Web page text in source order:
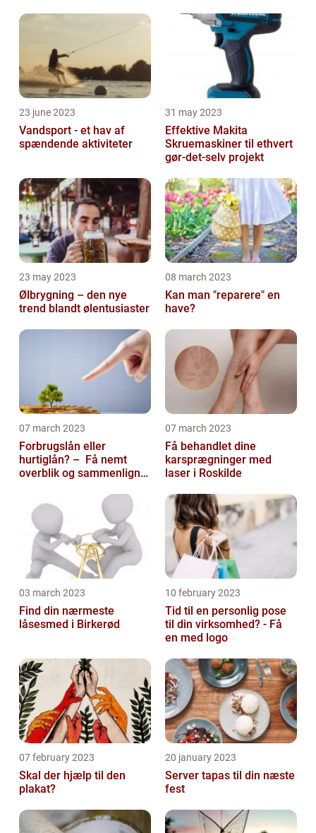
23 june 2023
Vandsport - et hav af
spændende aktiviteter
31 may 2023
Effektive Makita
Skruemaskiner til ethvert
gør-det-selv projekt
23 may 2023
Ølbrygning – den nye
trend blandt ølentusiaster
08 march 2023
Kan man "reparere" en
have?
07 march 2023
Forbrugslån eller
hurtiglån? – Få nemt
overblik og sammenlign
07 march 2023
Få behandlet dine
karsprægninger med
laser i Roskilde
03 march 2023
Find din nærmeste
låsesmed i Birkerød
10 february 2023
Tid til en personlig pose
til din virksomhed? - Få
en med logo
07 february 2023
Skal der hjælp til den
plakat?
20 january 2023
Server tapas til din næste
fest